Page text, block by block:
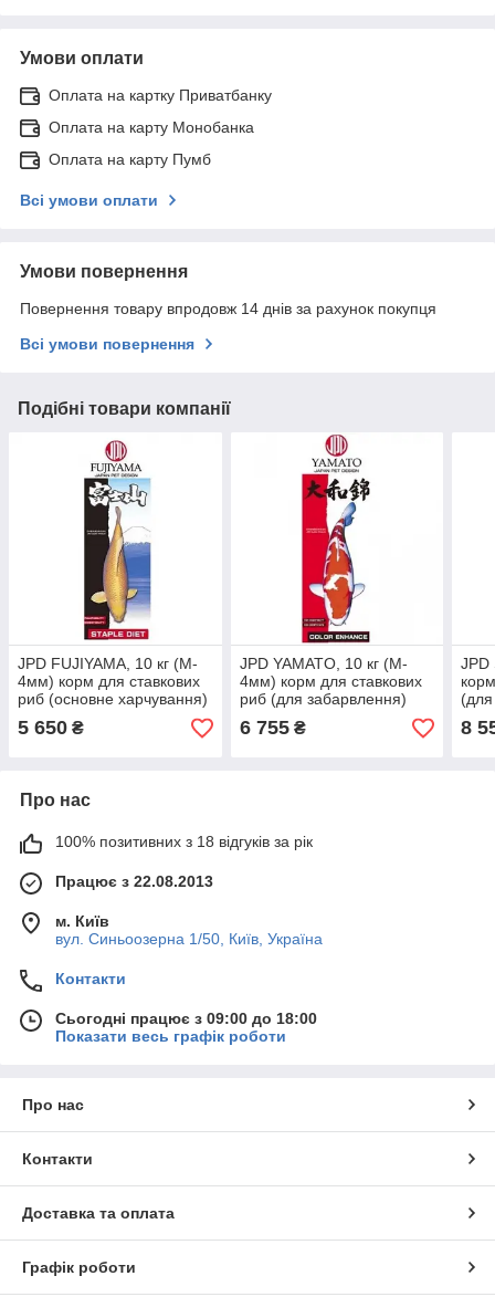
Умови оплати
Оплата на картку Приватбанку
Оплата на карту Монобанка
Оплата на карту Пумб
Всі умови оплати
Умови повернення
Повернення товару впродовж 14 днів за рахунок покупця
Всі умови повернення
Подібні товари компанії
JPD FUJIYAMA, 10 кг (M-
4мм) корм для ставкових
риб (основне харчування)
5 650 ₴
JPD YAMATO, 10 кг (M-
4мм) корм для ставкових
риб (для забарвлення)
6 755₴
JPD
8
Про нас
100% позитивних з 18 відгуків за рік
Працює з 22.08.2013
м. Київ
вул. Синьоозерна 1/50, Київ, Україна
Контакти
Сьогодні працює з 09:00 до 18:00
Показати весь графік роботи
Про нас
Контакти
Доставка та оплата
Графік роботи